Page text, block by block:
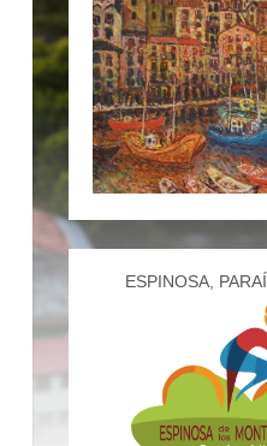
ESPINOSA,